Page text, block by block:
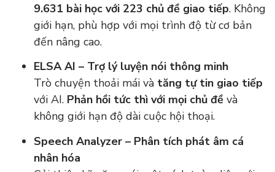
9.631 bài học với 223 chủ đề giao tiếp. Không
giới hạn, phù hợp với mọi trình độ từ cơ bản
đến nâng cao.
ELSA AI – Trợ lý luyện nói thông minh
Trò chuyện thoải mái và tăng tự tin giao tiếp
với AI. Phản hồi tức thì với mọi chủ đề và
không giới hạn độ dài cuộc hội thoại.
Speech Analyzer – Phân tích phát âm cá
nhân hóa